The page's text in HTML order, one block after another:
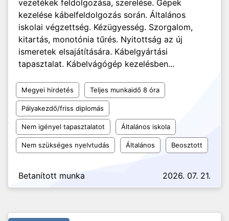
vezetékek feldolgozása, szerelése. Gépek
kezelése kábelfeldolgozás során. Általános
iskolai végzettség. Kézügyesség. Szorgalom,
kitartás, monotónia tűrés. Nyitottság az új
ismeretek elsajátítására. Kábelgyártási
tapasztalat. Kábelvágógép kezelésben...
Megyei hirdetés Teljes munkaidő 8 óra
Pályakezdő/friss diplomás
Nem igényel tapasztalatot Általános iskola
Nem szükséges nyelvtudás Általános Beosztott
Betanított munka 2026. 07. 21.